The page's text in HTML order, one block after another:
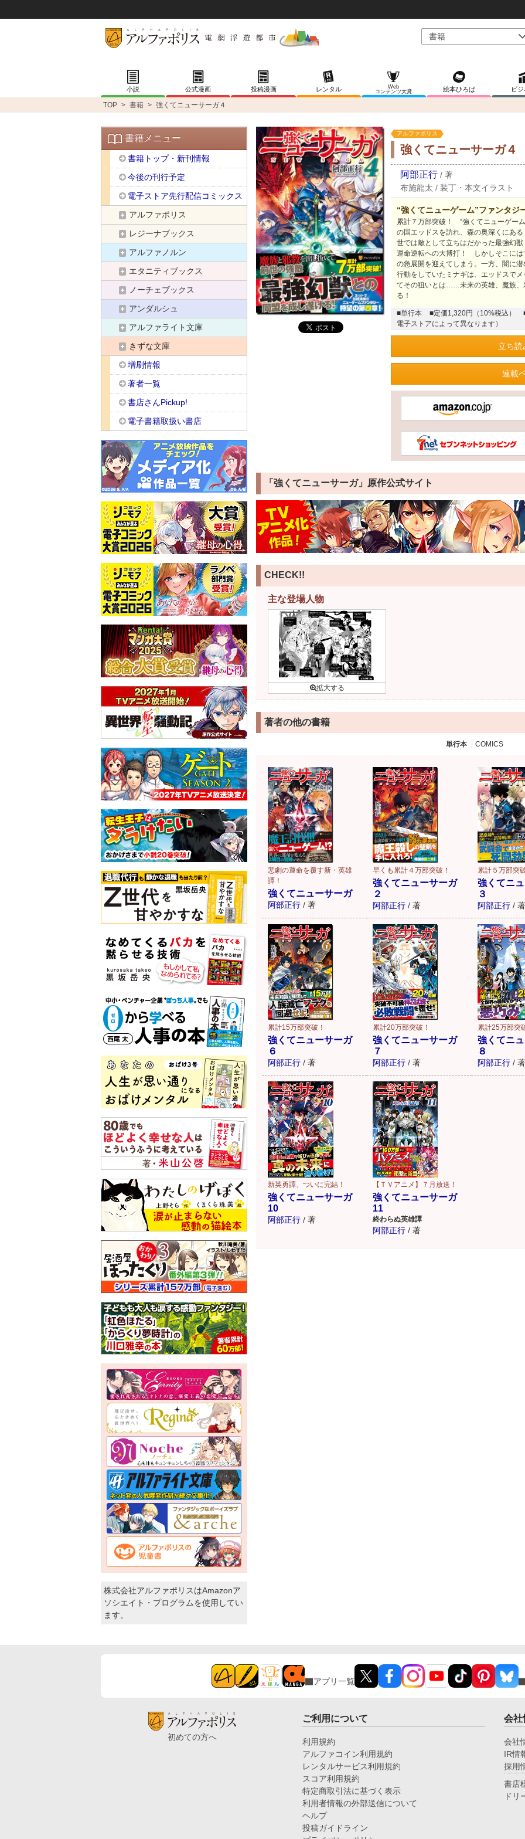
小説 公式漫画 投稿漫画 レンタル
Web
コンテンツ大賞
絵本ひろば ビジ
TOP > 書籍 > 強くてニューサーガ４
アルファポリス
強くてニューサーガ４
阿部正行 / 著
布施龍太 / 装丁・本文イラスト
“強くてニューゲーム”ファンタジ
累計７万部突破！ “強くてニューゲー
の国エッドスを訪れ、森の奥深くにあ
世では敵として立ちはだかった最強幻
運命逆転への大博打！ しかしそこには
の急展開を迎えてしまう。一方、闇に
行動をしていたミナギは、エッドスで
てその狙いとは……未来の英雄、魔族、
る！
■単行本 ■定価1,320円（10%税込）
電子ストアによって異なります）
立ち読
連載
「強くてニューサーガ」原作公式サイト
CHECK!!
主な登場人物
著者の他の書籍
単行本 COMICS
悲劇の運命を覆す新・英雄
譚！
強くてニューサーガ
阿部正行 / 著
早くも累計４万部突破！
強くてニューサーガ
２
阿部正行 / 著
累計５万部突
強くてニ
３
阿部正行 / 著
累計15万部突破！
強くてニューサーガ
６
阿部正行 / 著
累計20万部突破！
強くてニューサーガ
７
阿部正行 / 著
累計25万部突
強くてニ
８
阿部正行 / 著
新英勇譚、ついに完結！
強くてニューサーガ
10
阿部正行 / 著
【ＴＶアニメ】７月放送！
強くてニューサーガ
11
終わらぬ英雄譚
阿部正行 / 著
書籍メニュー
書籍トップ・新刊情報
今後の刊行予定
電子ストア先行配信コミックス
アルファポリス
レジーナブックス
アルファノルン
エタニティブックス
ノーチェブックス
アンダルシュ
アルファライト文庫
きずな文庫
増刷情報
著者一覧
書店さんPickup!
電子書籍取扱い書店
株式会社アルファポリスはAmazonア
ソシエイト・プログラムを使用してい
ます。
アプリ一覧
初めての方へ
ご利用について
利用規約
アルファコイン利用規約
レンタルサービス利用規約
スコア利用規約
特定商取引法に基づく表示
利用者情報の外部送信について
ヘルプ
投稿ガイドライン
会社
会社
IR情
採用
書店
ドリ